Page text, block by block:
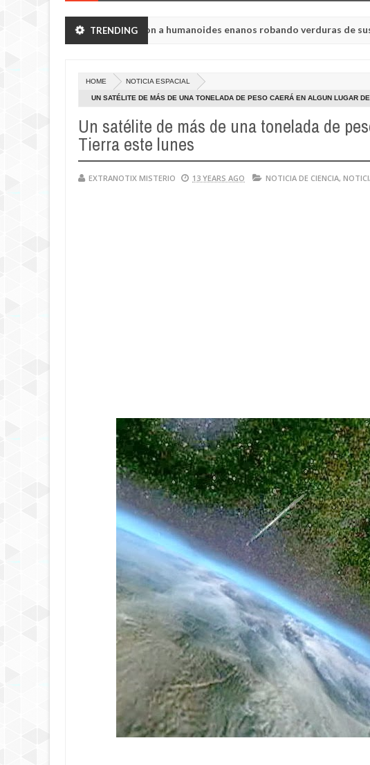
TRENDING
de Chelyabinsk vieron a humanoides enanos robando verduras de sus
HOME NOTICIA ESPACIAL
UN SATÉLITE DE MÁS DE UNA TONELADA DE PESO CAERÁ EN ALGUN LUGAR
Un satélite de más de una tonelada de
Tierra este lunes
EXTRANOTIX MISTERIO 13 YEARS AGO NOTICIA DE CIENCIA,